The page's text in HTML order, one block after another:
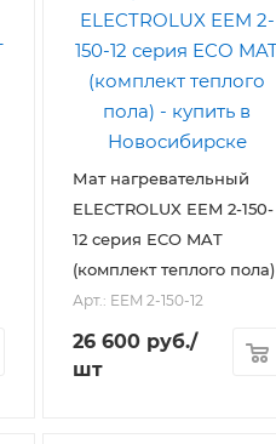
Мат нагревательный
ELECTROLUX EEM 2-150-
12 серия ECO MAT
(комплект теплого пола)
Арт.: EEM 2-150-12
26 600 руб./
шт